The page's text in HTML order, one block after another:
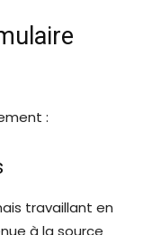
:
travaillant en
à la source